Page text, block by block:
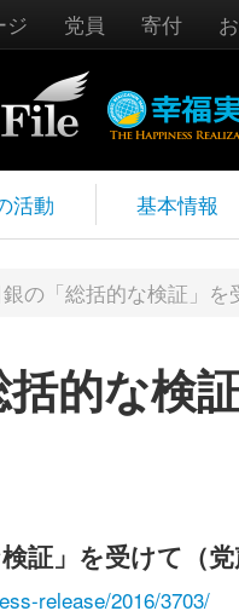
ジ 党員 寄付
活動 基本情報
の「総括的な検証」を
的な検
証」を受けて（党
release/2016/3703/